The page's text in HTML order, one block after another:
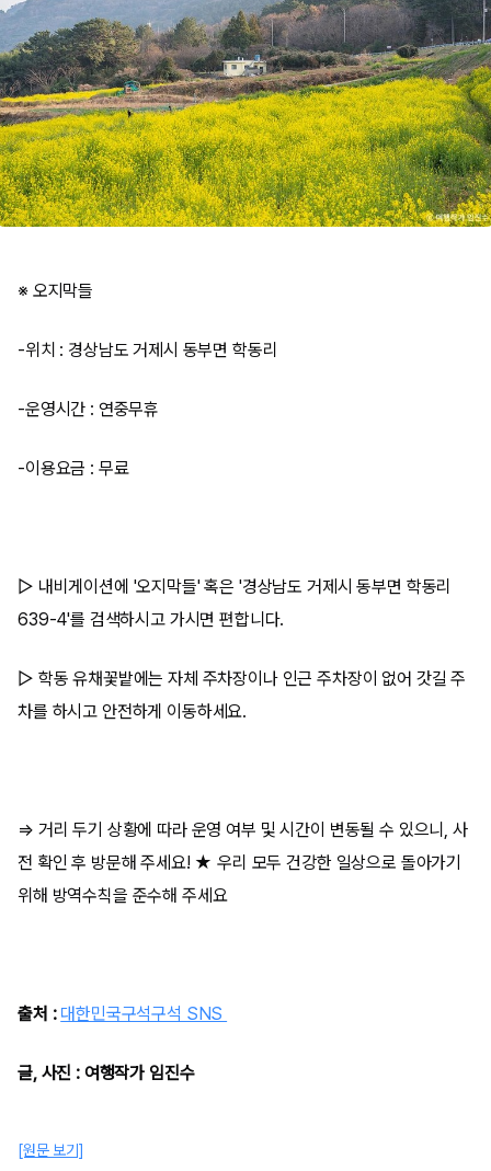
※ 오지막들
-위치 : 경상남도 거제시 동부면 학동리
-운영시간 : 연중무휴
-이용요금 : 무료
▷ 내비게이션에 '오지막들' 혹은 '경상남도 거제시 동부면 학동리
639-4'를 검색하시고 가시면 편합니다.
▷ 학동 유채꽃밭에는 자체 주차장이나 인근 주차장이 없어 갓길 주
차를 하시고 안전하게 이동하세요.
⇒ 거리 두기 상황에 따라 운영 여부 및 시간이 변동될 수 있으니, 사
전 확인 후 방문해 주세요! ★ 우리 모두 건강한 일상으로 돌아가기
위해 방역수칙을 준수해 주세요
출처 : 대한민국구석구석 SNS
글, 사진 : 여행작가 임진수
[원문 보기]